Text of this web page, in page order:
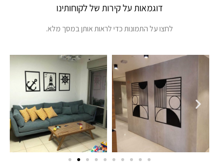
דוגמאות על קירות של לקוחותינו
לחצו על התמונות כדי לראות אותן במסך מלא.